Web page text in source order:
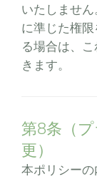
いたしませ
に準じた権
る場合は、
きます。
第8条（
更）
本ポリシー